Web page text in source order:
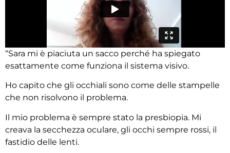
“Sara mi è piaciuta un sacco perché ha spiegato
esattamente come funziona il sistema visivo.
Ho capito che gli occhiali sono come delle stampelle
che non risolvono il problema.
Il mio problema è sempre stato la presbiopia. Mi
creava la secchezza oculare, gli occhi sempre rossi, il
fastidio delle lenti.